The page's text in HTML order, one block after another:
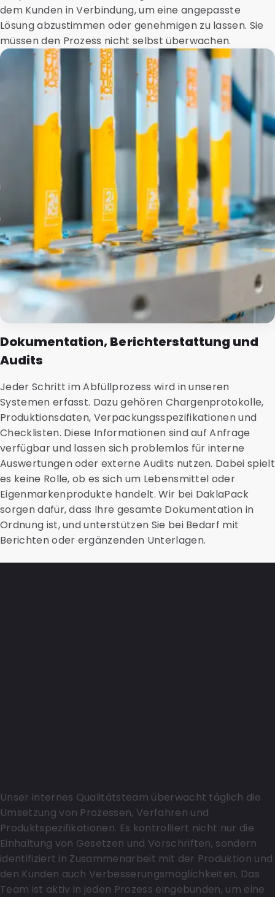
dem Kunden in Verbindung, um eine angepasste
Lösung abzustimmen oder genehmigen zu lassen. Sie
müssen den Prozess nicht selbst überwachen.
Dokumentation, Berichterstattung und
Audits
Jeder Schritt im Abfüllprozess wird in unseren
Systemen erfasst. Dazu gehören Chargenprotokolle,
Produktionsdaten, Verpackungsspezifikationen und
Checklisten. Diese Informationen sind auf Anfrage
verfügbar und lassen sich problemlos für interne
Auswertungen oder externe Audits nutzen. Dabei spielt
es keine Rolle, ob es sich um Lebensmittel oder
Eigenmarkenprodukte handelt. Wir bei DaklaPack
sorgen dafür, dass Ihre gesamte Dokumentation in
Ordnung ist, und unterstützen Sie bei Bedarf mit
Berichten oder ergänzenden Unterlagen.
Unser internes Qualitätsteam überwacht täglich die
Umsetzung von Prozessen, Verfahren und
Produktspezifikationen. Es kontrolliert nicht nur die
Einhaltung von Gesetzen und Vorschriften, sondern
identifiziert in Zusammenarbeit mit der Produktion und
den Kunden auch Verbesserungsmöglichkeiten. Das
Team ist aktiv in jeden Prozess eingebunden, um eine